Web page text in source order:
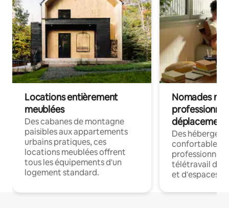
Locations entièrement
meublées
Des cabanes de montagne
paisibles aux appartements
urbains pratiques, ces
locations meublées offrent
tous les équipements d'un
logement standard.
Nomades
déplacement
Des
confortables
professionnels
télétravail
et d'espaces